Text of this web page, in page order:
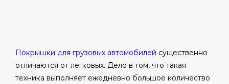
Покрышки для грузовых автомобилей существенно
отличаются от легковых. Дело в том, что такая
техника выполняет ежедневно большое количество